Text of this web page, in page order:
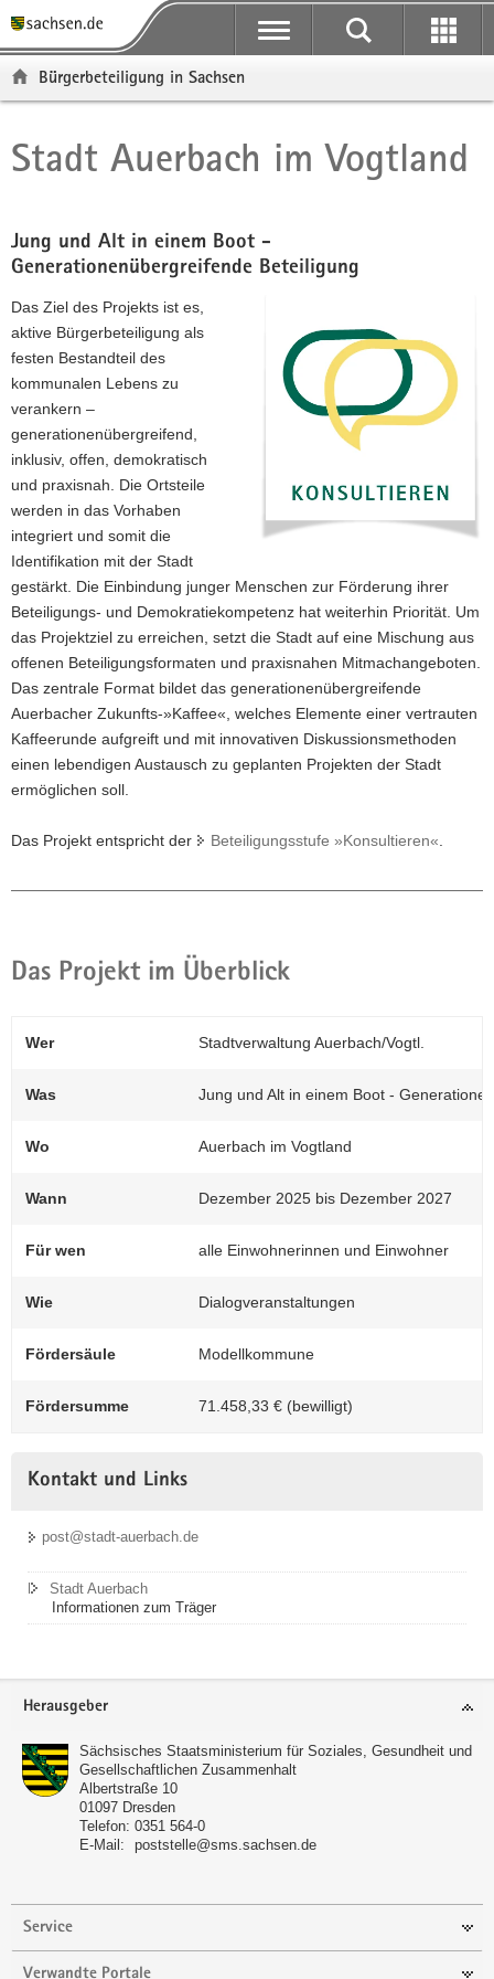
t
ü
r
g
e
i
f
e
n
d
e
N
a
v
i
g
a
t
i
o
n
t
n
i
g
t
i
o
n
p
n
l
t
t
-
r
e
c
h
Bürgerbeteiligung in Sachsen
Hauptinhalt
Stadt Auerbach im Vogtland
Jung und Alt in einem Boot -
Generationenübergreifende Beteiligung
Das Ziel des Projekts ist es,
aktive Bürgerbeteiligung als
festen Bestandteil des
kommunalen Lebens zu
verankern –
generationenübergreifend,
inklusiv, offen, demokratisch
und praxisnah. Die Ortsteile
werden in das Vorhaben
integriert und somit die
Identifikation mit der Stadt
gestärkt. Die Einbindung junger Menschen zur Förderung ihrer
Beteiligungs- und Demokratiekompetenz hat weiterhin Priorität. Um
das Projektziel zu erreichen, setzt die Stadt auf eine Mischung aus
offenen Beteiligungsformaten und praxisnahen Mitmachangeboten.
Das zentrale Format bildet das generationenübergreifende
Auerbacher Zukunfts-»Kaffee«, welches Elemente einer vertrauten
Kaffeerunde aufgreift und mit innovativen Diskussionsmethoden
einen lebendigen Austausch zu geplanten Projekten der Stadt
ermöglichen soll.
Das Projekt entspricht der Beteiligungsstufe »Konsultieren«
Das Projekt im Überblick
Wer Stadtverwaltung Auerbach/Vogtl.
Was Jung und Alt in einem Boot -
Wo Auerbach im Vogtland
Wann Dezember 2025 bis Dezember 2027
Für wen alle Einwohnerinnen und Einwohner
Wie Dialogveranstaltungen
Fördersäule Modellkommune
Fördersumme 71.458,33 € (bewilligt)
Kontakt und Links
post@stadt-auerbach.de
Stadt Auerbach
Informationen zum Träger
Footer-
Herausgeber
Sächsisches Staatsministerium für Soziales, Gesundheit und
Gesellschaftlichen Zusammenhalt
Albertstraße 10
01097 Dresden
Telefon: 0351 564-0
E-Mail:
poststelle@sms.sachsen.de
Service
Verwandte Portale